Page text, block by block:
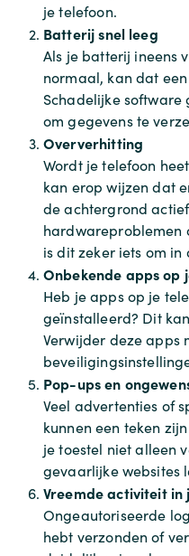
je telefoon.
Batterij snel leeg
Als je batterij ineens
normaal, kan dat
Schadelijke
om gegevens te
Oververhitting
Wordt je telefoon
kan erop wijzen dat
de achtergrond
hardwareproblemen
is dit zeker iets om
Onbekende apps op
Heb je apps op je
geïnstalleerd? Dit
Verwijder deze apps
Pop-ups en
Veel advertenties of
kunnen een teken
je toestel niet alleen
gevaarlijke websites
Vreemde activiteit in
Ongeautoriseerde
hebt verzonden of